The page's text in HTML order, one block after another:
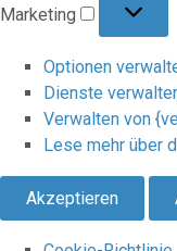
Marketing
Optionen
Dienste
Verwalten von
Lese mehr über
Akzeptieren